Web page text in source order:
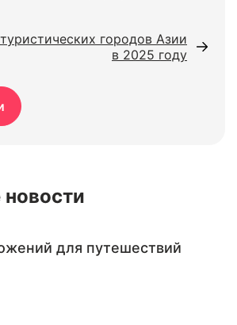
городов Азии
в 2025 году
для путешествий